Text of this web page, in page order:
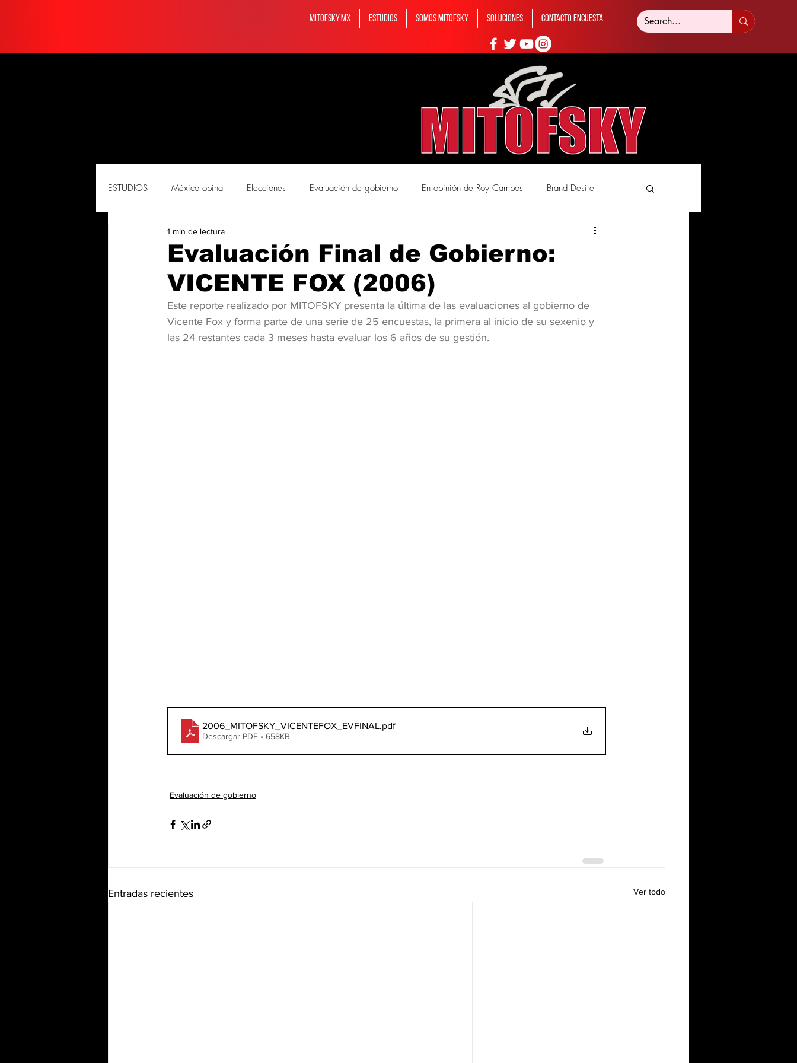
MITOFSKY.MX ESTUDIOS Somos MITOFSKY Soluciones Contacto Encuesta
ESTUDIOS México opina Elecciones Evaluación de gobierno En opinión de Roy Campos Brand Desire
PORTADA Soluciones
Evaluación Final de Gobierno:
VICENTE FOX (2006)
1 min de lectura
Este reporte realizado por MITOFSKY presenta la última de las evaluaciones al gobierno de
Vicente Fox y forma parte de una serie de 25 encuestas, la primera al inicio de su sexenio y
las 24 restantes cada 3 meses hasta evaluar los 6 años de su gestión.
2006_MITOFSKY_VICENTEFOX_EVFINAL.pdf
Descargar PDF • 658KB
Evaluación de gobierno
Entradas recientes Ver todo